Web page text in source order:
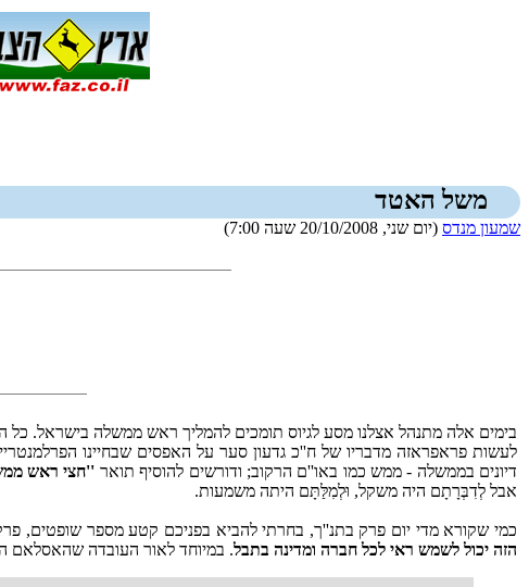
משל האטד
שמעון מנדס (יום שני, 20/10/2008 שעה 7:00)
בימים אלה מתנהל אצלנו מסע לגיוס תומכים להמליך ראש ממשלה בישראל.
לעשות פראפראזה מדבריו של ח''כ גדעון סער על האפסים שבחיינו
דיונים בממשלה - ממש כמו באו''ם הרקוב; ודורשים להוסיף תואר ''חצי ראש
אבל לְדִבְּרָתָם היה משקל, וּלְמִלַּתָּם היתה משמעות.
כמי שקורא מדי יום פרק בתנ''ך, בחרתי להביא בפניכם קטע מספר שופטים,
הזה יכול לשמש ראי לכל חברה ומדינה בתבל. במיוחד לאור העובדה שהאסלאם